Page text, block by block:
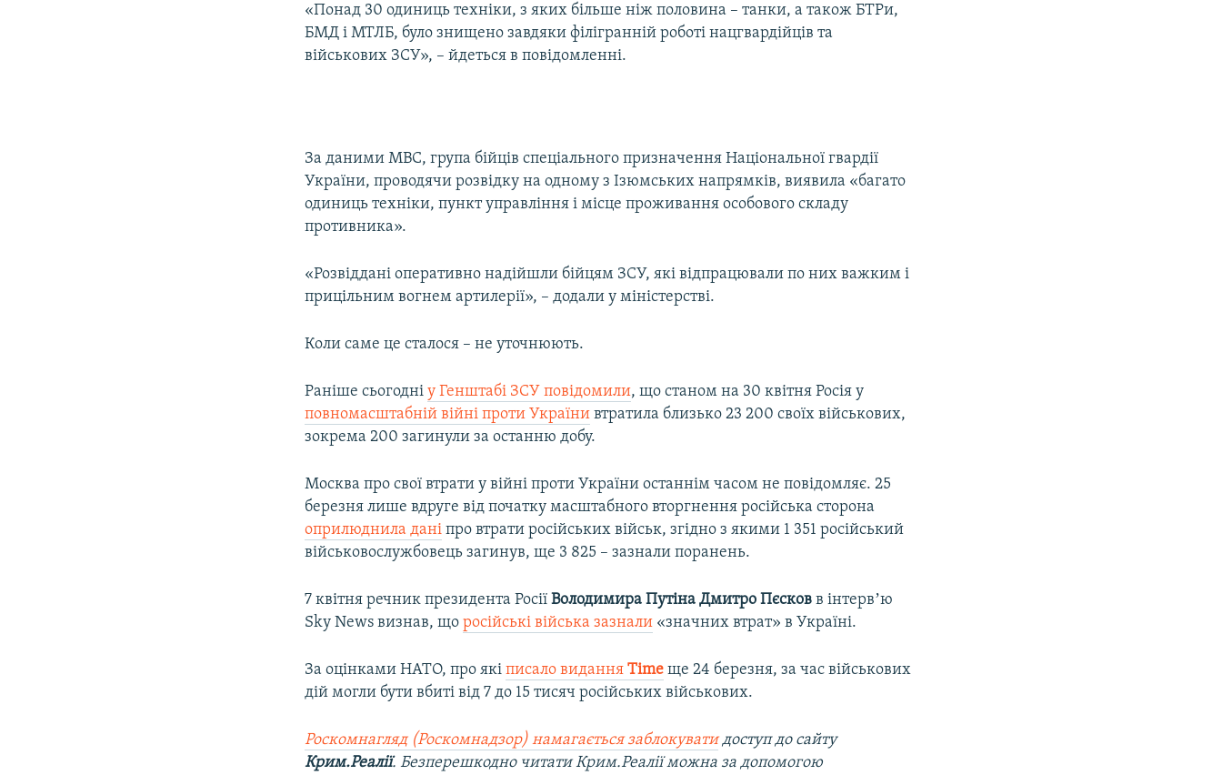
«Понад 30 одиниць техніки, з яких більше ніж половина – танки, а також БТРи,
БМД і МТЛБ, було знищено завдяки філігранній роботі нацгвардійців та
військових ЗСУ», – йдеться в повідомленні.
За даними МВС, група бійців спеціального призначення Національної гвардії
України, проводячи розвідку на одному з Ізюмських напрямків, виявила «багато
одиниць техніки, пункт управління і місце проживання особового складу
противника».
«Розвіддані оперативно надійшли бійцям ЗСУ, які відпрацювали по них важким і
прицільним вогнем артилерії», – додали у міністерстві.
Коли саме це сталося – не уточнюють.
Раніше сьогодніу Генштабі ЗСУ повідомили, що станом на 30 квітня Росія у
повномасштабній війні проти України втратила близько 23 200 своїх військових,
зокрема 200 загинули за останню добу.
Москва про свої втрати у війні проти України останнім часом не повідомляє. 25
березня лише вдруге від початку масштабного вторгнення російська сторона
оприлюднила дані про втрати російських військ, згідно з якими 1 351 російський
військовослужбовець загинув, ще 3 825 – зазнали поранень​.
7 квітня речник президента РосіїВолодимира Путіна Дмитро Пєсков в інтервʼю
Sky News визнав, щоросійські війська зазнали «значних втрат» в Україні.
За оцінками НАТО, про якіписало виданняTime ще 24 березня, за час військових
дій могли бути вбиті від 7 до 15 тисяч російських військових.
Роскомнагляд (Роскомнадзор) намагається заблокуватидоступ до сайту
Крим.Реалії. Безперешкодно читати Крим.Реалії можна за допомогою